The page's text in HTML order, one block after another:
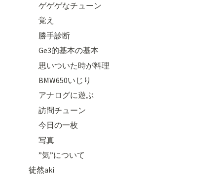
ゲゲゲなチューン
覚え
勝手診断
Ge3的基本の基本
思いついた時が料理
BMW650いじり
アナログに遊ぶ
訪問チューン
今日の一枚
写真
”気”について
徒然aki